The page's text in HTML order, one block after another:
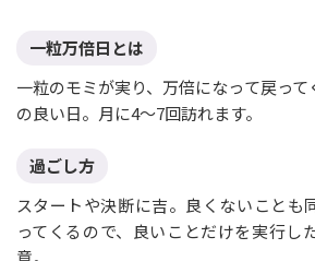
一粒万倍日とは
一粒のモミが実り、万倍になって戻っ
の良い日。月に4〜7回訪れます。
過ごし方
スタートや決断に吉。良くないことも
ってくるので、良いことだけを実行し